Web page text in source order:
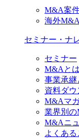
M&A案
海外
セミナー・ナ
セミナー
M&Aとは
事業承継
資料ダウ
M&Aマ
業界別
M&Aニ
よくある